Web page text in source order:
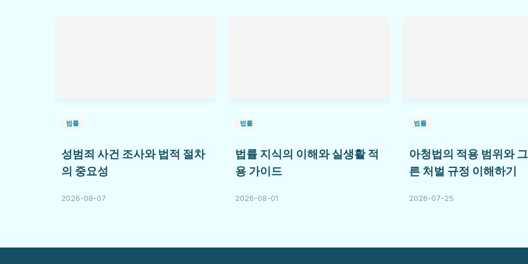
법률
성범죄 사건 조사와 법적 절차
의 중요성
2026-08-07
법률
법률 지식의 이해와 실생활 적
용 가이드
2026-08-01
법률
아청법의 적용 범위와
른 처벌 규정 이해하기
2026-07-25